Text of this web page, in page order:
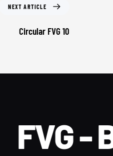
NEXT ARTICLE
Circular FVG 10
FVG -